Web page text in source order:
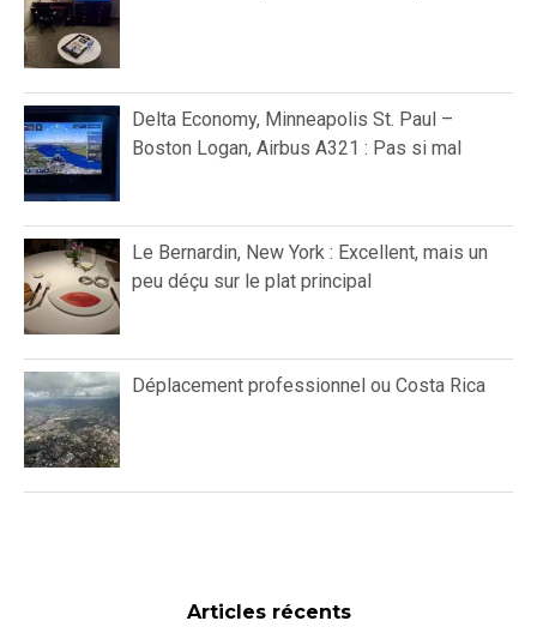
Delta Economy, Minneapolis St. Paul –
Boston Logan, Airbus A321 : Pas si mal
Le Bernardin, New York : Excellent, mais un
peu déçu sur le plat principal
Déplacement professionnel ou Costa Rica
Articles récents